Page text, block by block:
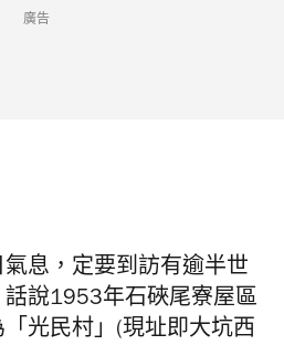
廣告
氣息 ，定要到訪有逾半世
話說1953年石硤尾寮屋區
光民村」(現址即大坑西